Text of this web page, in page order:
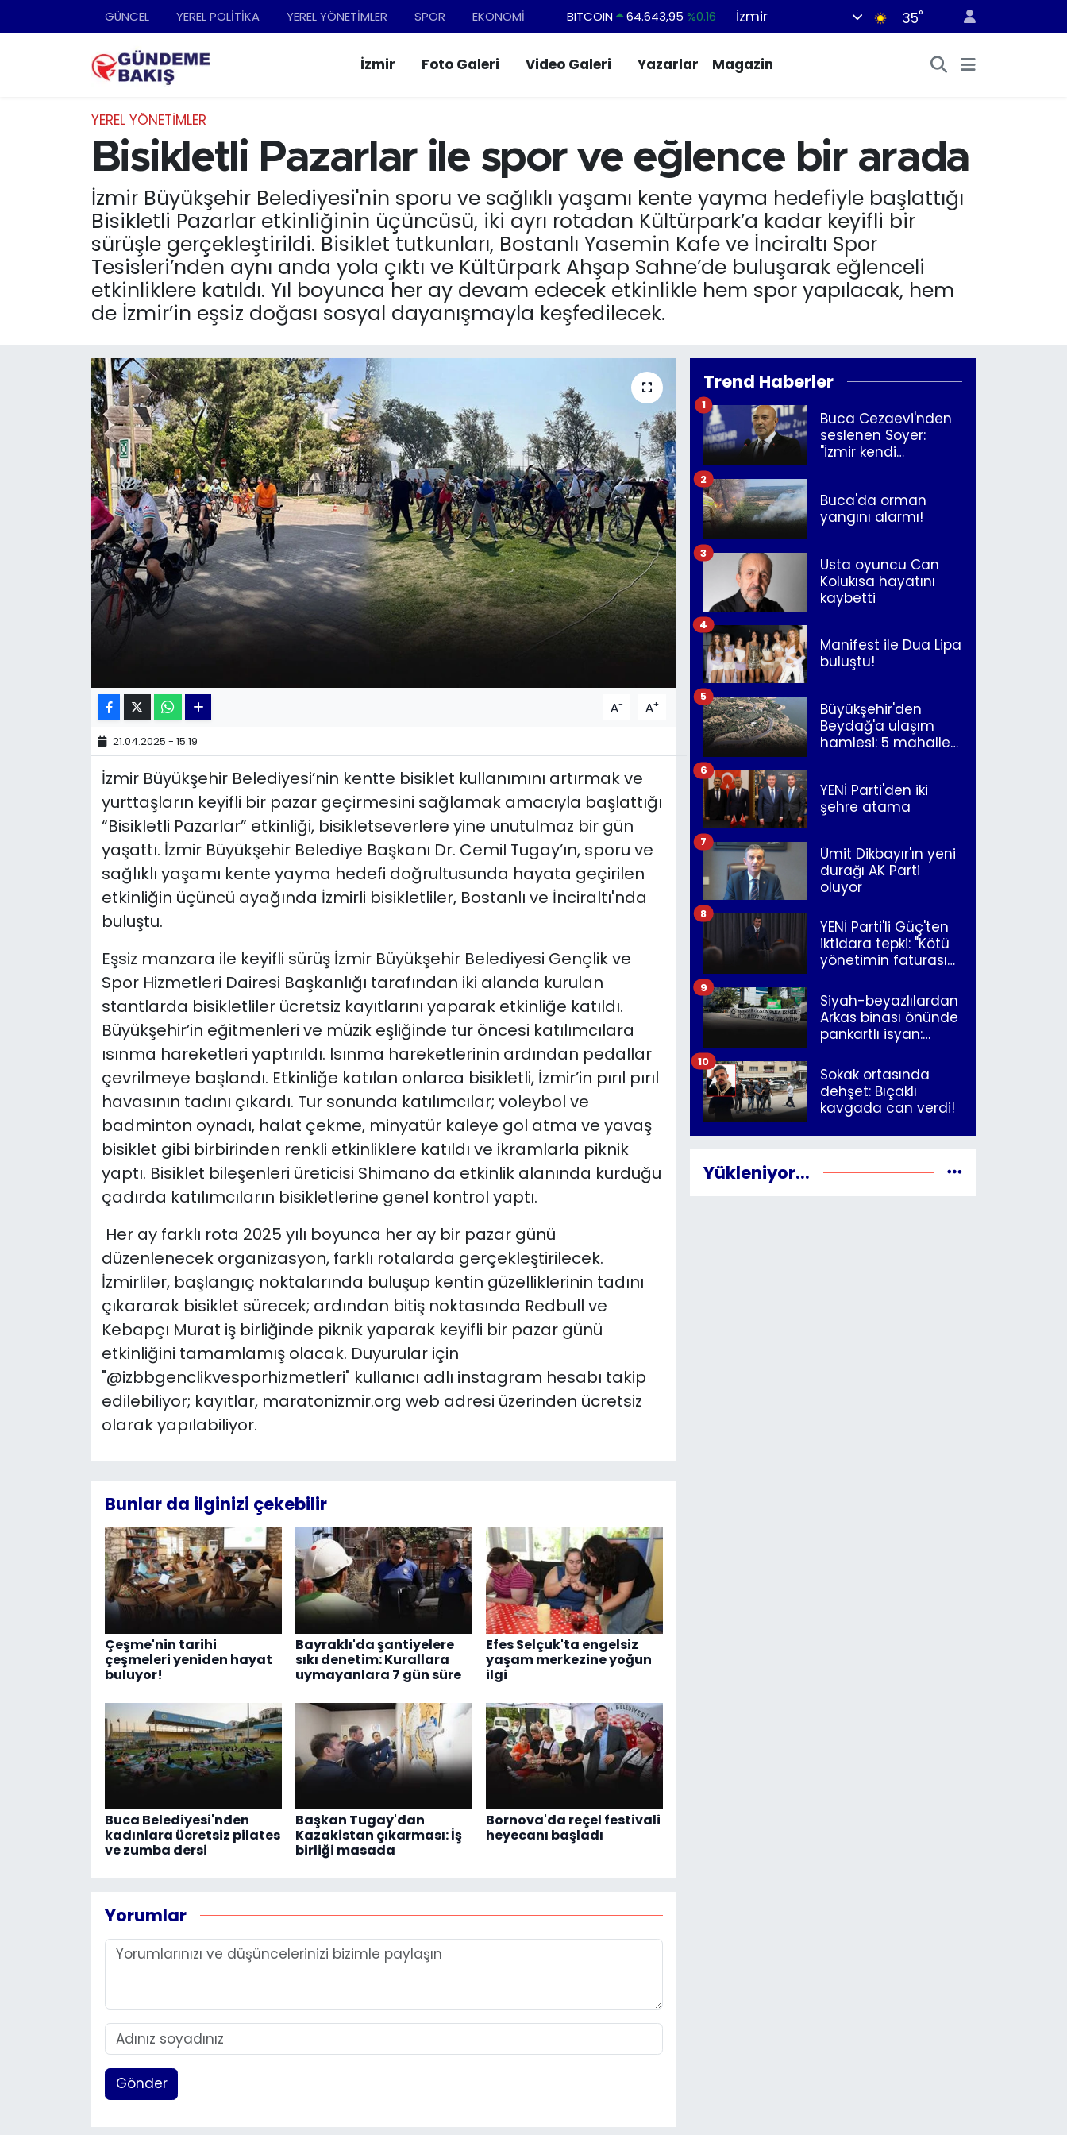
GÜNCEL YEREL POLİTİKA YEREL YÖNETİMLER SPOR EKONOMİ BITCOIN 64.643,95 %0.16
EURO
55,0250 %0.02
BİST100
13.799 %70
İzmir 35°
İzmir Foto Galeri Video Galeri Yazarlar Magazin
YEREL YÖNETİMLER
Bisikletli Pazarlar ile spor ve eğlence bir arada
İzmir Büyükşehir Belediyesi'nin sporu ve sağlıklı yaşamı kente yayma hedefiyle başlattığı
Bisikletli Pazarlar etkinliğinin üçüncüsü, iki ayrı rotadan Kültürpark’a kadar keyifli bir
sürüşle gerçekleştirildi. Bisiklet tutkunları, Bostanlı Yasemin Kafe ve İnciraltı Spor
Tesisleri’nden aynı anda yola çıktı ve Kültürpark Ahşap Sahne’de buluşarak eğlenceli
etkinliklere katıldı. Yıl boyunca her ay devam edecek etkinlikle hem spor yapılacak, hem
de İzmir’in eşsiz doğası sosyal dayanışmayla keşfedilecek.
A- A+
21.04.2025 - 15:19
İzmir Büyükşehir Belediyesi’nin kentte bisiklet kullanımını artırmak ve
yurttaşların keyifli bir pazar geçirmesini sağlamak amacıyla başlattığı
“Bisikletli Pazarlar” etkinliği, bisikletseverlere yine unutulmaz bir gün
yaşattı. İzmir Büyükşehir Belediye Başkanı Dr. Cemil Tugay’ın, sporu ve
sağlıklı yaşamı kente yayma hedefi doğrultusunda hayata geçirilen
etkinliğin üçüncü ayağında İzmirli bisikletliler, Bostanlı ve İnciraltı'nda
buluştu.
Eşsiz manzara ile keyifli sürüş İzmir Büyükşehir Belediyesi Gençlik ve
Spor Hizmetleri Dairesi Başkanlığı tarafından iki alanda kurulan
stantlarda bisikletliler ücretsiz kayıtlarını yaparak etkinliğe katıldı.
Büyükşehir’in eğitmenleri ve müzik eşliğinde tur öncesi katılımcılara
ısınma hareketleri yaptırıldı. Isınma hareketlerinin ardından pedallar
çevrilmeye başlandı. Etkinliğe katılan onlarca bisikletli, İzmir’in pırıl pırıl
havasının tadını çıkardı. Tur sonunda katılımcılar; voleybol ve
badminton oynadı, halat çekme, minyatür kaleye gol atma ve yavaş
bisiklet gibi birbirinden renkli etkinliklere katıldı ve ikramlarla piknik
yaptı. Bisiklet bileşenleri üreticisi Shimano da etkinlik alanında kurduğu
çadırda katılımcıların bisikletlerine genel kontrol yaptı.
Her ay farklı rota 2025 yılı boyunca her ay bir pazar günü
düzenlenecek organizasyon, farklı rotalarda gerçekleştirilecek.
İzmirliler, başlangıç noktalarında buluşup kentin güzelliklerinin tadını
çıkararak bisiklet sürecek; ardından bitiş noktasında Redbull ve
Kebapçı Murat iş birliğinde piknik yaparak keyifli bir pazar günü
etkinliğini tamamlamış olacak. Duyurular için
"@izbbgenclikvesporhizmetleri" kullanıcı adlı instagram hesabı takip
edilebiliyor; kayıtlar, maratonizmir.org web adresi üzerinden ücretsiz
olarak yapılabiliyor.
Bunlar da ilginizi çekebilir
Çeşme'nin tarihi
çeşmeleri yeniden hayat
buluyor!
Bayraklı'da şantiyelere
sıkı denetim: Kurallara
uymayanlara 7 gün süre
Efes Selçuk'ta engelsiz
yaşam merkezine yoğun
ilgi
Buca Belediyesi'nden
kadınlara ücretsiz pilates
ve zumba dersi
Başkan Tugay'dan
Kazakistan çıkarması: İş
birliği masada
Bornova'da reçel festivali
heyecanı başladı
Yorumlar
Gönder
Trend Haberler
Buca Cezaevi'nden
seslenen Soyer:
"İzmir kendi
1
Buca'da orman
yangını alarmı!
2
Usta oyuncu Can
Kolukısa hayatını
kaybetti
3
Manifest ile Dua Lipa
buluştu!
4
Büyükşehir'den
Beydağ'a ulaşım
hamlesi: 5 mahalle
5
YENİ Parti'den iki
şehre atama
6
Ümit Dikbayır'ın yeni
durağı AK Parti
oluyor
7
YENİ Parti'li Güç'ten
iktidara tepki: "Kötü
yönetimin faturasını
8
Siyah-beyazlılardan
Arkas binası önünde
pankartlı isyan:
İzmir"
9
Sokak ortasında
dehşet: Bıçaklı
kavgada can verdi!
10
Yükleniyor...
Ankara
DÜNYA
EKONOMİ
English News
KÜLTÜR SANAT
MAGAZİN
POLİTİKA
SAĞLIK
Siyaset
TEKNOLOJİ
YEREL POLİTİKA
YEREL YÖNETİMLER
Nöbetçi Eczaneler
Trafik Durumu
Tüm Manşetler
Son Dakika Haberleri
Haber Arşivi